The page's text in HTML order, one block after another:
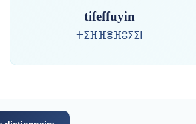
tifeffuyin
ⵜⵉⴼⴼⴻⴼⵓⵢⵉⵏ